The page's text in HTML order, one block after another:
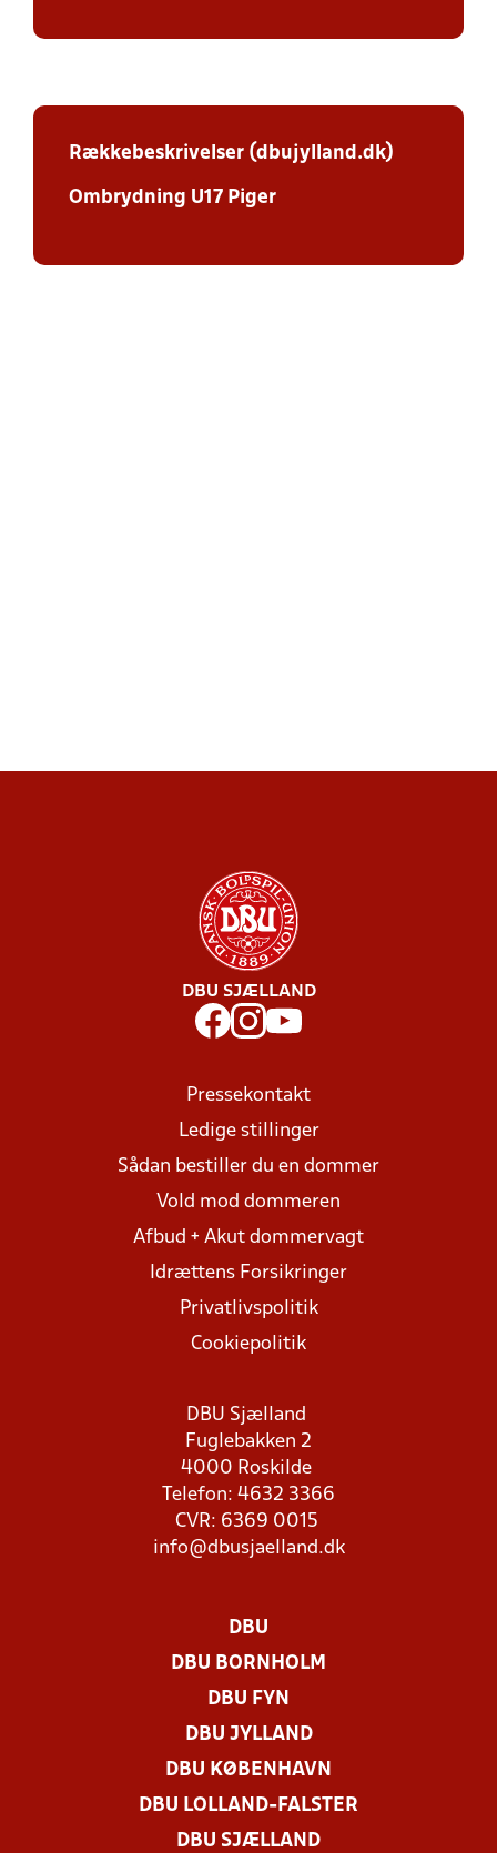
Rækkebeskrivelser (dbujylland.dk)
Ombrydning U17 Piger
DBU SJÆLLAND
Pressekontakt
Ledige stillinger
Sådan bestiller du en dommer
Vold mod dommeren
Afbud + Akut dommervagt
Idrættens Forsikringer
Privatlivspolitik
Cookiepolitik
DBU Sjælland
Fuglebakken 2
4000 Roskilde
Telefon: 4632 3366
CVR: 6369 0015
info@dbusjaelland.dk
DBU
DBU BORNHOLM
DBU FYN
DBU JYLLAND
DBU KØBENHAVN
DBU LOLLAND-FALSTER
DBU SJÆLLAND